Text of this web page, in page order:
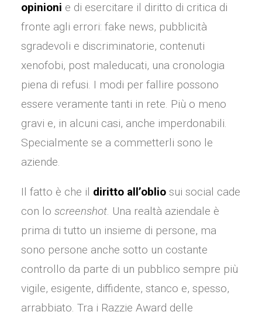
opinioni e di esercitare il diritto di critica di
fronte agli errori: fake news, pubblicità
sgradevoli e discriminatorie, contenuti
xenofobi, post maleducati, una cronologia
piena di refusi. I modi per fallire possono
essere veramente tanti in rete. Più o meno
gravi e, in alcuni casi, anche imperdonabili.
Specialmente se a commetterli sono le
aziende.
Il fatto è che il diritto all’oblio sui social cade
con lo screenshot. Una realtà aziendale è
prima di tutto un insieme di persone, ma
sono persone anche sotto un costante
controllo da parte di un pubblico sempre più
vigile, esigente, diffidente, stanco e, spesso,
arrabbiato. Tra i Razzie Award delle